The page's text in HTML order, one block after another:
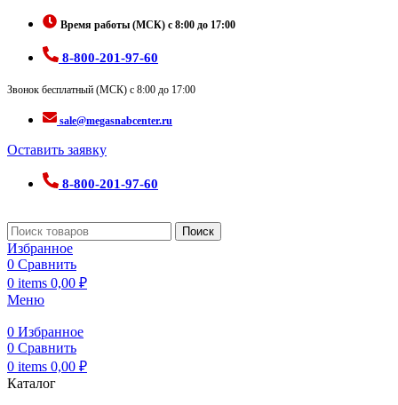
Время работы (МСК) с 8:00 до 17:00
8-800-201-97-60
Звонок бесплатный (МСК) с 8:00 до 17:00
sale@megasnabcenter.ru
Оставить заявку
8-800-201-97-60
Поиск
Избранное
0 Сравнить
0 items 0,00 ₽
Меню
0 Избранное
0 Сравнить
0 items 0,00 ₽
Каталог